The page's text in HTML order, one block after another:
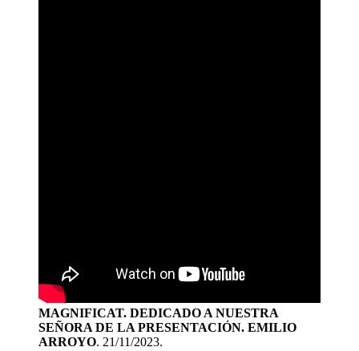
MAGNIFICAT. DEDICADO A NUESTRA
SEÑORA DE LA PRESENTACIÓN. EMILIO
ARROYO. 21/11/2023.